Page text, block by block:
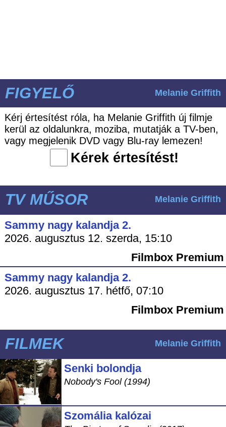
FIGYELŐ Melanie Griffith
Kérj értesítést róla, ha Melanie Griffith új filmje
kerül az oldalunkra, moziba, mutatják a TV-ben,
vagy megjelenik DVD vagy Blu-ray lemezen!
Kérek értesítést!
TV MŰSOR Melanie Griffith
Sammy nagy kalandja 2.
2026. augusztus 12. szerda, 15:10
Filmbox Premium
Sammy nagy kalandja 2.
2026. augusztus 17. hétfő, 07:10
Filmbox Premium
FILMEK Melanie Griffith
Senki bolondja
Nobody's Fool (1994)
Szomália kalózai